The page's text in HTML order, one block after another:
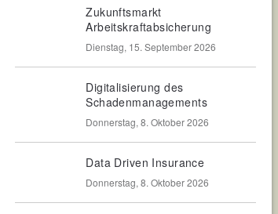
Zukunftsmarkt
Arbeitskraftabsicherung
Dienstag, 15. September 2026
Digitalisierung des
Schadenmanagements
Donnerstag, 8. Oktober 2026
Data Driven Insurance
Donnerstag, 8. Oktober 2026